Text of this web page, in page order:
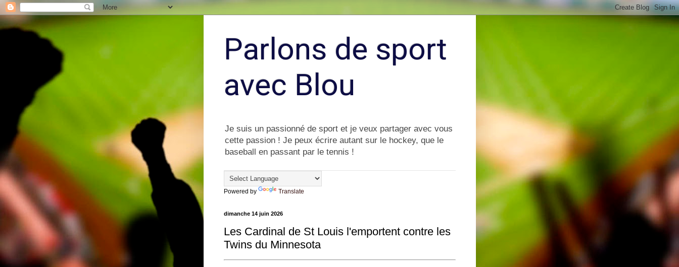
Parlons de sport
avec Blou
Je suis un passionné de sport et je veux partager avec vous
cette passion ! Je peux écrire autant sur le hockey, que le
baseball en passant par le tennis !
Powered by Translate
dimanche 14 juin 2026
Les Cardinal de St Louis l'emportent contre les
Twins du Minnesota